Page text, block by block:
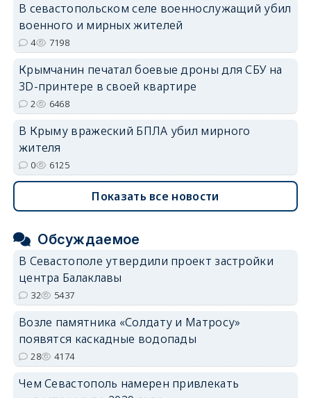
В севастопольском селе военнослужащий убил
военного и мирных жителей
4 7198
Крымчанин печатал боевые дроны для СБУ на
3D-принтере в своей квартире
2 6468
В Крыму вражеский БПЛА убил мирного
жителя
0 6125
Показать все новости
Обсуждаемое
В Севастополе утвердили проект застройки
центра Балаклавы
32 5437
Возле памятника «Солдату и Матросу»
появятся каскадные водопады
28 4174
Чем Севастополь намерен привлекать